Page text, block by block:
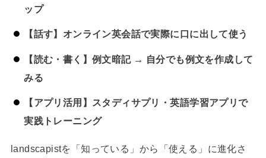
ップ
【話す】オンライン英会話で実際に口に出して使う
【読む・書く】例文暗記 → 自分でも例文を作成して
みる
【アプリ活用】スタディサプリ・英語学習アプリで
実践トレーニング
landscapistを「知っている」から「使える」に進化さ